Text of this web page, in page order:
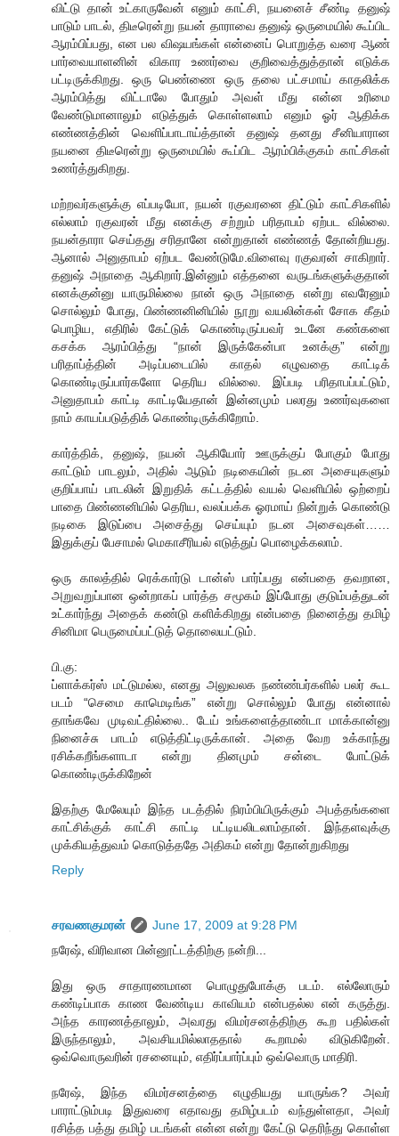
விட்டு தான் உட்காருவேன் எனும் காட்சி, நயனைச் சீண்டி தனுஷ்
பாடும் பாடல், திடீரென்று நயன் தாராவை தனுஷ் ஒருமையில் கூப்பிட
ஆரம்பிப்பது, என பல விஷயங்கள் என்னைப் பொறுத்த வரை ஆண்
பார்வையாளனின் விகார உணர்வை குறிவைத்துத்தான் எடுக்க
பட்டிருக்கிறது. ஒரு பெண்ணை ஒரு தலை பட்சமாய் காதலிக்க
ஆரம்பித்து விட்டாலே போதும் அவள் மீது என்ன உரிமை
வேண்டுமானாலும் எடுத்துக் கொள்ளலாம் எனும் ஓர் ஆதிக்க
எண்ணத்தின் வெளிப்பாடாய்த்தான் தனுஷ் தனது சீனியாரான
நயனை திடீரென்று ஒருமையில் கூப்பிட ஆரம்பிக்குகம் காட்சிகள்
உணர்த்துகிறது.
மற்றவர்களுக்கு எப்படியோ, நயன் ரகுவரனை திட்டும் காட்சிகளில்
எல்லாம் ரகுவரன் மீது எனக்கு சற்றும் பரிதாபம் ஏற்பட வில்லை.
நயன்தாரா செய்தது சரிதானே என்றுதான் எண்ணத் தோன்றியது.
ஆனால் அனுதாபம் ஏற்பட வேண்டுமே.விளைவு ரகுவரன் சாகிறார்.
தனுஷ் அநாதை ஆகிறார்.இன்னும் எத்தனை வருடங்களுக்குதான்
எனக்குன்னு யாருமில்லை நான் ஒரு அநாதை என்று எவரேனும்
சொல்லும் போது, பிண்ணனினியில் நூறு வயலின்கள் சோக கீதம்
பொழிய, எதிரில் கேட்டுக் கொண்டிருப்பவர் உடனே கண்களை
கசக்க ஆரம்பித்து “நான் இருக்கேன்பா உனக்கு” என்று
பரிதாப்த்தின் அடிப்படையில் காதல் எழுவதை காட்டிக்
கொண்டிருப்பார்களோ தெரிய வில்லை. இப்படி பரிதாபப்பட்டும்,
அனுதாபம் காட்டி காட்டியேதான் இன்னமும் பலரது உணர்வுகளை
நாம் காயப்படுத்திக் கொண்டிருக்கிறோம்.
கார்த்திக், தனுஷ், நயன் ஆகியோர் ஊருக்குப் போகும் போது
காட்டும் பாடலும், அதில் ஆடும் நடிகையின் நடன அசையுகளும்
குறிப்பாய் பாடலின் இறுதிக் கட்டத்தில் வயல் வெளியில் ஒற்றைப்
பாதை பிண்ணனியில் தெரிய, வலப்பக்க ஓரமாய் நின்றுக் கொண்டு
நடிகை இடுப்பை அசைத்து செய்யும் நடன அசைவுகள்……
இதுக்குப் பேசாமல் மெகாசீரியல் எடுத்துப் பொழைக்கலாம்.
ஒரு காலத்தில் ரெக்கார்டு டான்ஸ் பார்ப்பது என்பதை தவறான,
அறுவறுப்பான ஒன்றாகப் பார்த்த சமூகம் இப்போது குடும்பத்துடன்
உட்கார்ந்து அதைக் கண்டு களிக்கிறது என்பதை நினைத்து தமிழ்
சினிமா பெருமைப்பட்டுத் தொலையட்டும்.
பி.கு:
ப்ளாக்கர்ஸ் மட்டுமல்ல, எனது அலுவலக நண்ண்பர்களில் பலர் கூட
படம் “செமை காமெடிங்க” என்று சொல்லும் போது என்னால்
தாங்கவே முடிவட்தில்லை.. டேய் உங்களைத்தாண்டா மாக்கான்னு
நினைச்சு பாடம் எடுத்திட்டிருக்கான். அதை வேற உக்காந்து
ரசிக்கறீங்களாடா என்று தினமும் சன்டை போட்டுக்
கொண்டிருக்கிறேன்
இதற்கு மேலேயும் இந்த படத்தில் நிரம்பியிருக்கும் அபத்தங்களை
காட்சிக்குக் காட்சி காட்டி பட்டியலிடலாம்தான். இந்தளவுக்கு
முக்கியத்துவம் கொடுத்ததே அதிகம் என்று தோன்றுகிறது
Reply
சரவணகுமரன்
June 17, 2009 at 9:28 PM
நரேஷ், விரிவான பின்னூட்டத்திற்கு நன்றி...
இது ஒரு சாதாரணமான பொழுதுபோக்கு படம். எல்லோரும்
கண்டிப்பாக காண வேண்டிய காவியம் என்பதல்ல என் கருத்து.
அந்த காரணத்தாலும், அவரது விமர்சனத்திற்கு கூற பதில்கள்
இருந்தாலும், அவசியமில்லாததால் கூறாமல் விடுகிறேன்.
ஒவ்வொருவரின் ரசனையும், எதிர்ப்பார்ப்பும் ஒவ்வொரு மாதிரி.
நரேஷ், இந்த விமர்சனத்தை எழுதியது யாருங்க? அவர்
பாராட்டும்படி இதுவரை எதாவது தமிழ்படம் வந்துள்ளதா, அவர்
ரசித்த பத்து தமிழ் படங்கள் என்ன என்று கேட்டு தெரிந்து கொள்ள